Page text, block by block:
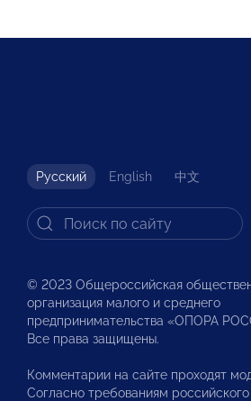
Русский English 中文
© 2023 Общероссийская
организация малого и среднего
предпринимательства «ОПОРА
Все права защищены.
Комментарии на сайте проходят
Согласно требованиям российского